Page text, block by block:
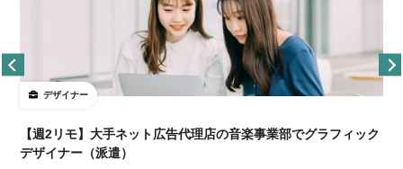
デザイナー
【週2リモ】大手ネット広告代理店の音楽事業部でグラフィック
デザイナー（派遣）